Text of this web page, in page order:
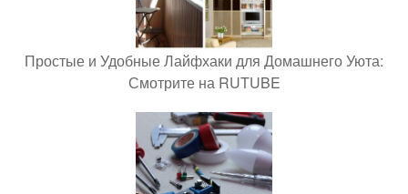
Простые и Удобные Лайфхаки для Домашнего Уюта:
Смотрите на RUTUBE